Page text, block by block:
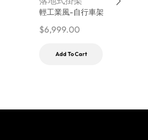
輕工業風-自行車架
$6,999.00
Add To Cart